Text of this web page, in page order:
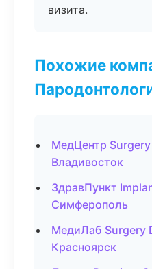
визита.
Похожие
МедЦентр
Владивосток
ЗдравПункт
Симферополь
МедиЛаб Surgery
Красноярск